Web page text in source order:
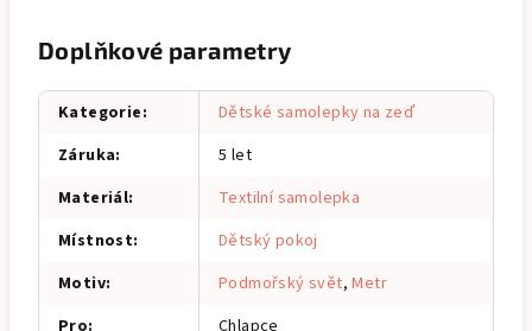
Doplňkové parametry
Kategorie:
Dětské samolepky na zeď
Záruka:
5 let
Materiál:
Textilní samolepka
Místnost:
Dětský pokoj
Motiv: Podmořský svět,Metr
Pro:
Chlapce